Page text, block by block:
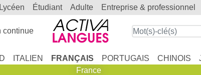
lycéen étudiant adulte entreprise & professionnel
continue
ITALIEN FRANÇAIS PORTUGAIS CHINOIS
France